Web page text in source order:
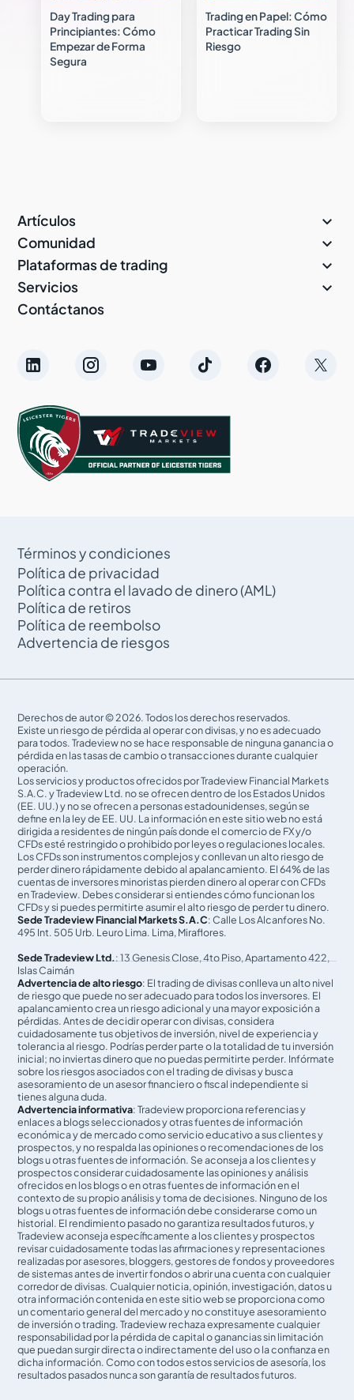
Day Trading para
Principiantes: Cómo
Empezar de Forma
Segura
Trading en Papel: Cómo
Practicar Trading Sin
Riesgo
Artículos 
Comunidad 
Plataformas de trading 
Servicios 
Contáctanos
Términos y condiciones
Política de privacidad
Política contra el lavado de dinero (AML)
Política de retiros
Política de reembolso
Advertencia de riesgos
Derechos de autor © 2026. Todos los derechos reservados.
Existe un riesgo de pérdida al operar con divisas, y no es adecuado
para todos. Tradeview no se hace responsable de ninguna ganancia o
pérdida en las tasas de cambio o transacciones durante cualquier
operación.
Los servicios y productos ofrecidos por Tradeview Financial Markets
S.A.C. y Tradeview Ltd. no se ofrecen dentro de los Estados Unidos
(EE. UU.) y no se ofrecen a personas estadounidenses, según se
define en la ley de EE. UU. La información en este sitio web no está
dirigida a residentes de ningún país donde el comercio de FX y/o
CFDs esté restringido o prohibido por leyes o regulaciones locales.
Los CFDs son instrumentos complejos y conllevan un alto riesgo de
perder dinero rápidamente debido al apalancamiento. El 64% de las
cuentas de inversores minoristas pierden dinero al operar con CFDs
en Tradeview. Debes considerar si entiendes cómo funcionan los
CFDs y si puedes permitirte asumir el alto riesgo de perder tu dinero.
Sede Tradeview Financial Markets S.A.C: Calle Los Alcanfores No.
495 Int. 505 Urb. Leuro Lima. Lima, Miraflores.
Sede Tradeview Ltd.: 13 Genesis Close, 4to Piso, Apartamento 422,
Islas Caimán
Advertencia de alto riesgo: El trading de divisas conlleva un alto nivel
de riesgo que puede no ser adecuado para todos los inversores. El
apalancamiento crea un riesgo adicional y una mayor exposición a
pérdidas. Antes de decidir operar con divisas, considera
cuidadosamente tus objetivos de inversión, nivel de experiencia y
tolerancia al riesgo. Podrías perder parte o la totalidad de tu inversión
inicial; no inviertas dinero que no puedas permitirte perder. Infórmate
sobre los riesgos asociados con el trading de divisas y busca
asesoramiento de un asesor financiero o fiscal independiente si
tienes alguna duda.
Advertencia informativa: Tradeview proporciona referencias y
enlaces a blogs seleccionados y otras fuentes de información
económica y de mercado como servicio educativo a sus clientes y
prospectos, y no respalda las opiniones o recomendaciones de los
blogs u otras fuentes de información. Se aconseja a los clientes y
prospectos considerar cuidadosamente las opiniones y análisis
ofrecidos en los blogs o en otras fuentes de información en el
contexto de su propio análisis y toma de decisiones. Ninguno de los
blogs u otras fuentes de información debe considerarse como un
historial. El rendimiento pasado no garantiza resultados futuros, y
Tradeview aconseja específicamente a los clientes y prospectos
revisar cuidadosamente todas las afirmaciones y representaciones
realizadas por asesores, bloggers, gestores de fondos y proveedores
de sistemas antes de invertir fondos o abrir una cuenta con cualquier
corredor de divisas. Cualquier noticia, opinión, investigación, datos u
otra información contenida en este sitio web se proporciona como
un comentario general del mercado y no constituye asesoramiento
de inversión o trading. Tradeview rechaza expresamente cualquier
responsabilidad por la pérdida de capital o ganancias sin limitación
que puedan surgir directa o indirectamente del uso o la confianza en
dicha información. Como con todos estos servicios de asesoría, los
resultados pasados nunca son garantía de resultados futuros.